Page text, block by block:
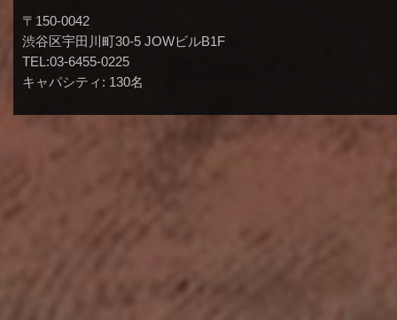
〒150-0042
渋谷区宇田川町30-5 JOWビルB1F
TEL:03-6455-0225
キャパシティ: 130名